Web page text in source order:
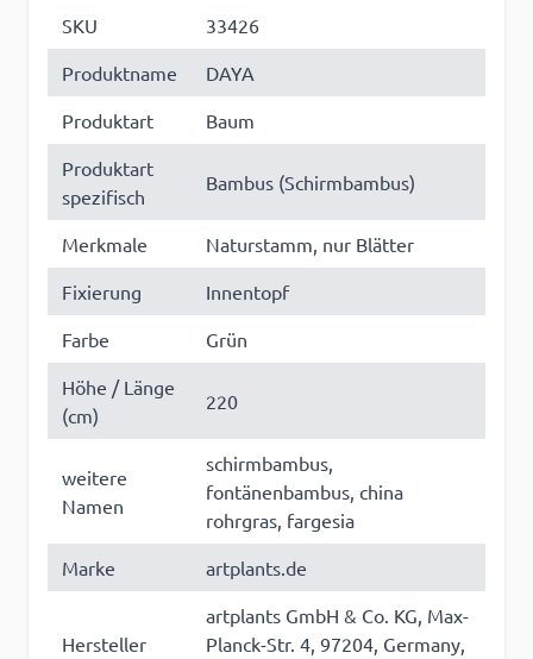
SKU
33426
Produktname
DAYA
Produktart
Baum
Produktart
spezifisch
Bambus (Schirmbambus)
Merkmale
Naturstamm, nur Blätter
Fixierung
Innentopf
Farbe
Grün
Höhe / Länge
(cm)
220
weitere
Namen
schirmbambus,
fontänenbambus, china
rohrgras, fargesia
Marke
artplants.de
Hersteller
artplants GmbH & Co. KG, Max-
Planck-Str. 4, 97204, Germany,